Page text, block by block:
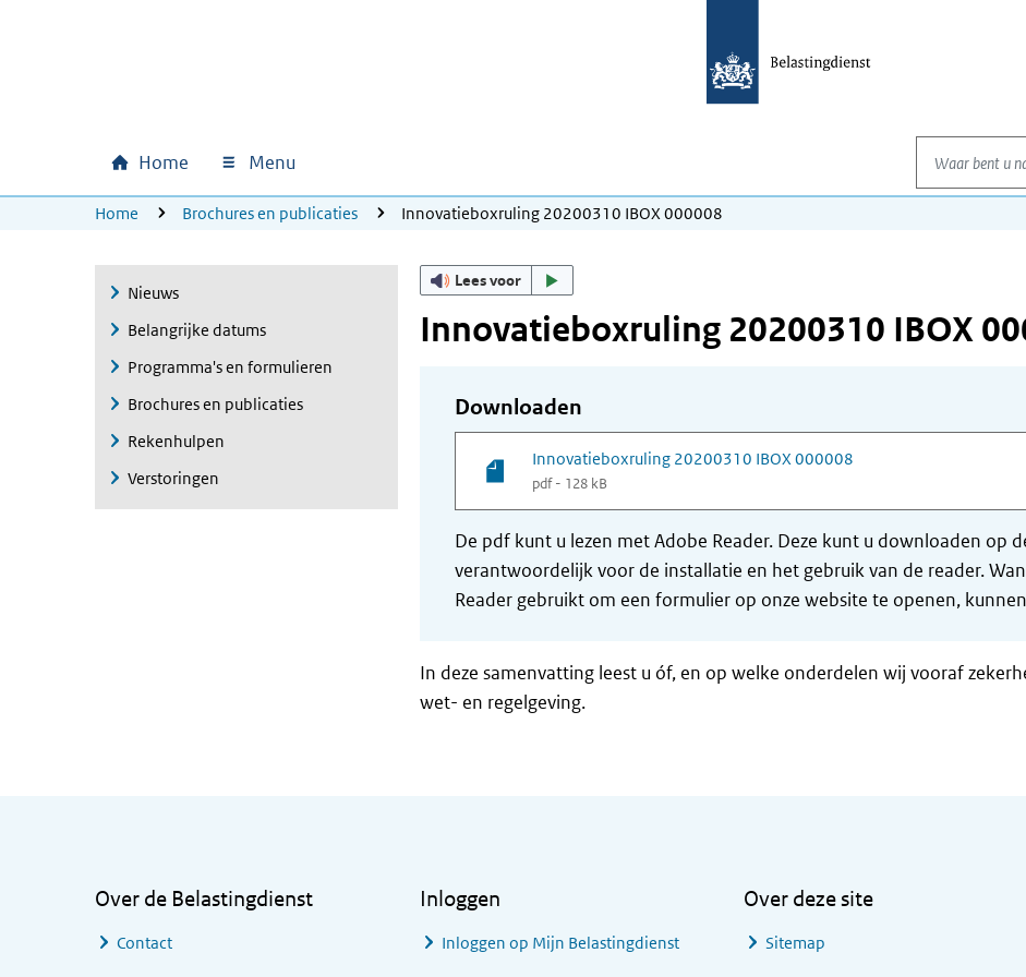
Hoofdnavigatie
Home Menu
Waar bent u
U bevindt zich hier:
Home Brochures en publicaties Innovatieboxruling 20200310 IBOX 000008
Nieuws
Belangrijke datums
Programma's en formulieren
Brochures en publicaties
Rekenhulpen
Verstoringen
Lees voor
Innovatieboxruling 20200310 IBOX
Downloaden
Innovatieboxruling 20200310 IBOX 000008
pdf - 128 kB
De pdf kunt u lezen met Adobe Reader. Deze kunt u downloaden op
verantwoordelijk voor de installatie en het gebruik van de reader.
Reader gebruikt om een formulier op onze website te openen,
In deze samenvatting leest u óf, en op welke onderdelen wij vooraf
wet- en regelgeving.
Over de Belastingdienst
Contact
Inloggen
Inloggen op Mijn Belastingdienst
Over deze site
Sitemap